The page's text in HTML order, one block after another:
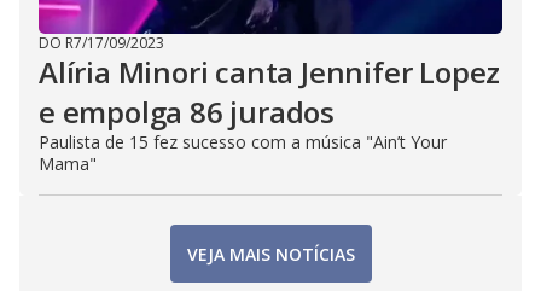
DO R7/17/09/2023
Alíria Minori canta Jennifer Lopez
e empolga 86 jurados
Paulista de 15 fez sucesso com a música "Ain’t Your
Mama"
VEJA MAIS NOTÍCIAS